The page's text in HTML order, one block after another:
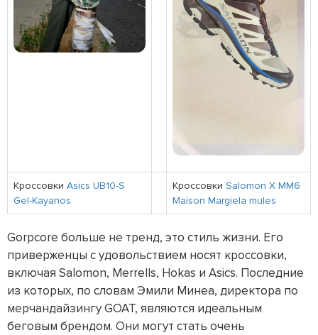
Кроссовки Asics UB10-S
Gel-Kayanos
Кроссовки Salomon X MM6
Maison Margiela mules
Gorpcore больше не тренд, это стиль жизни. Его
приверженцы с удовольствием носят кроссовки,
включая Salomon, Merrells, Hokas и Asics. Последние
из которых, по словам Эмили Минеа, директора по
мерчандайзингу GOAT, являются идеальным
беговым брендом. Они могут стать очень